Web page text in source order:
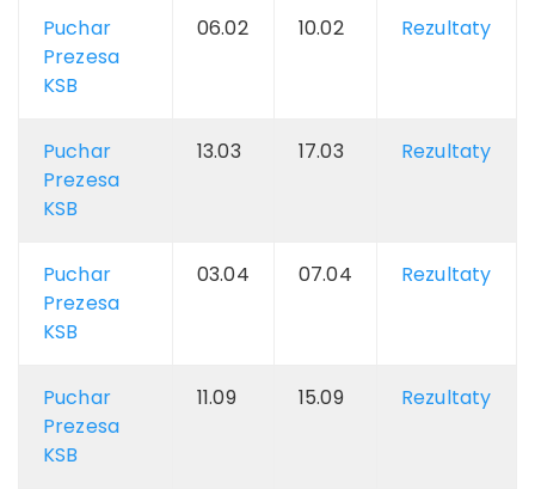
Puchar
Prezesa
KSB
06.02 10.02 Rezultaty
Puchar
Prezesa
KSB
13.03 17.03 Rezultaty
Puchar
Prezesa
KSB
03.04 07.04 Rezultaty
Puchar
Prezesa
KSB
11.09 15.09 Rezultaty